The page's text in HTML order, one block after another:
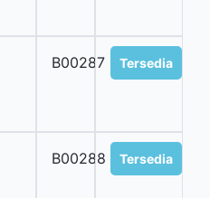
B00287 Tersedia
B00288 Tersedia